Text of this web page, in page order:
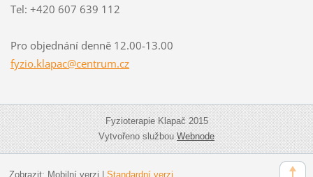
Tel: +420 607 639 112
Pro objednání denně 12.00-13.00
fyzio.klapac@centrum.cz
Fyzioterapie Klapač 2015
Vytvořeno službouWebnode
Zobrazit: Mobilní verzi Standardní verzi